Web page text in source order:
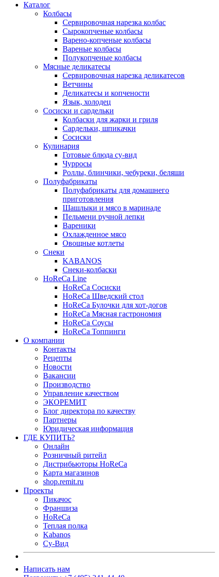
Каталог
Колбасы
Сервировочная нарезка колбас
Сырокопченые колбасы
Варено-копченые колбасы
Вареные колбасы
Полукопченые колбасы
Мясные деликатесы
Сервировочная нарезка деликатесов
Ветчины
Деликатесы и копчености
Язык, холодец
Сосиски и сардельки
Колбаски для жарки и гриля
Сардельки, шпикачки
Сосиски
Кулинария
Готовые блюда су-вид
Чурросы
Роллы, блинчики, чебуреки, беляши
Полуфабрикаты
Полуфабрикаты для домашнего
приготовления
Шашлыки и мясо в маринаде
Пельмени ручной лепки
Вареники
Охлажденное мясо
Овощные котлеты
Снеки
KABANOS
Снеки-колбаски
HoReCa Line
HoReCa Сосиски
HoReCa Шведский стол
HoReCa Булочки для хот-догов
HoReCa Мясная гастрономия
HoReCa Соусы
HoReCa Топпинги
О компании
Контакты
Рецепты
Новости
Вакансии
Производство
Управление качеством
ЭКОРЕМИТ
Блог директора по качеству
Партнеры
Юридическая информация
ГДЕ КУПИТЬ?
Онлайн
Розничный ритейл
Дистрибьюторы HoReCa
Карта магазинов
shop.remit.ru
Проекты
Пикачос
Франшиза
HoReCa
Теплая полка
Kabanos
Су-Вид
Написать нам